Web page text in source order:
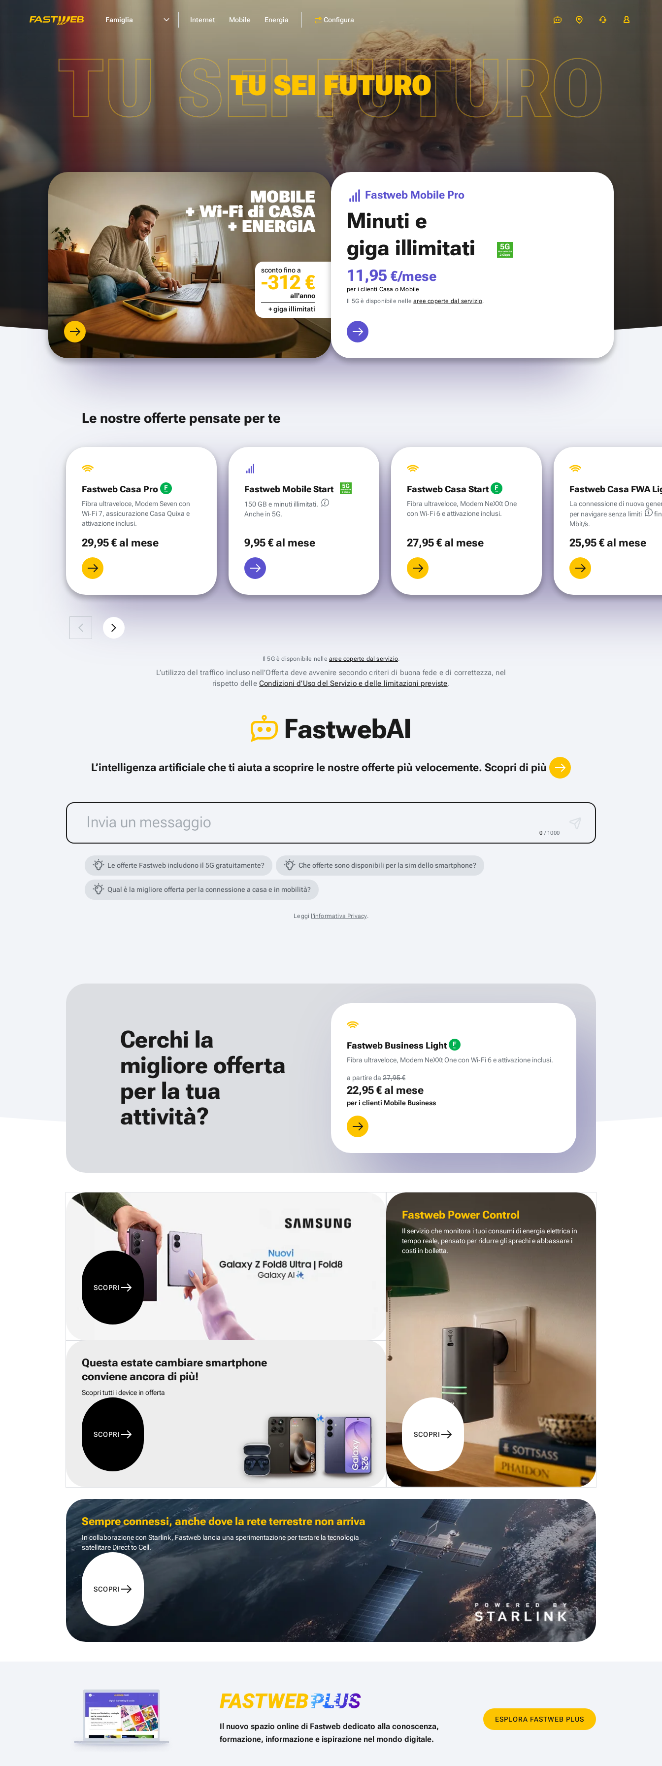
Famiglia Internet Mobile Energia Configura
TU SEI FUTURO
TU SEI FUTURO
MOBILE
+ Wi-Fi di CASA
+ ENERGIA
sconto fino a
-312 €
all'anno
+ giga illimitati
Fastweb Mobile Pro
Minuti e
giga illimitati
11,95 €/mese
per i clienti Casa o Mobile
Il 5G è disponibile nellearee coperte dal servizio.
Le nostre offerte pensate per te
Fastweb Casa Pro
Fibra ultraveloce, Modem Seven con
Wi‑Fi 7, assicurazione Casa Quixa e
attivazione inclusi.
29,95 €al mese
Fastweb Mobile Start
150 GB e minuti illimitati.
Anche in 5G.
9,95 €al mese
Fastweb Casa Start
Fibra ultraveloce, Modem NeXXt One
con Wi‑Fi 6 e attivazione inclusi.
27,95 €al mese
Fastweb Casa FWA
La connessione di nuova
per navigare senza limiti
Mbit/s.
25,95 €al mese
Il 5G è disponibile nelle aree coperte dal servizio.
L’utilizzo del traffico incluso nell’Offerta deve avvenire secondo criteri di buona fede e di correttezza, nel
rispetto delleCondizioni d’Uso del Servizio e delle limitazioni previste.
FastwebAI
L’intelligenza artificiale che ti aiuta a scoprire le nostre offerte più velocemente. Scopri di più
0 / 1000
Le offerte Fastweb includono il 5G gratuitamente? Che offerte sono disponibili per la sim dello smartphone?
Qual è la migliore offerta per la connessione a casa e in mobilità?
Leggi l'informativa Privacy.
Cerchi la
migliore offerta
per la tua
attività?
Fastweb Business Light
Fibra ultraveloce, Modem NeXXt One con Wi‑Fi 6 e attivazione inclusi.
a partire da 27,95 €
22,95 €al mese
per i clienti Mobile Business
SCOPRI
Questa estate cambiare smartphone
conviene ancora di più!
Scopri tutti i device in offerta
SCOPRI
Fastweb Power Control
Il servizio che monitora i tuoi consumi di energia elettrica in
tempo reale, pensato per ridurre gli sprechi e abbassare i
costi in bolletta.
SCOPRI
Sempre connessi, anche dove la rete terrestre non arriva
In collaborazione con Starlink, Fastweb lancia una sperimentazione per testare la tecnologia
satellitare Direct to Cell.
SCOPRI
Il nuovo spazio online di Fastweb dedicato alla conoscenza,
formazione, informazione e ispirazione nel mondo digitale.
ESPLORA FASTWEB PLUS